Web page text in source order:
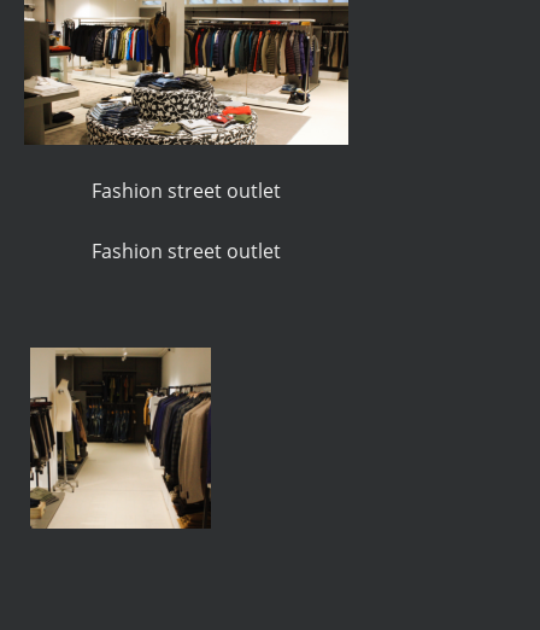
Fashion street outlet
Fashion street outlet